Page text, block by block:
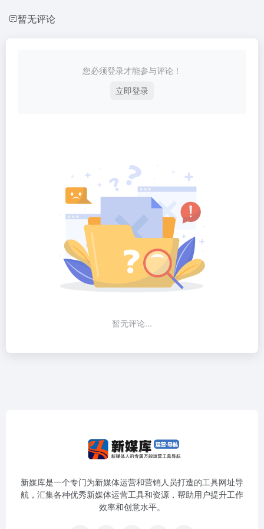
暂无评论
您必须登录才能参与评论！
立即登录
暂无评论...
新媒库是一个专门为新媒体运营和营销人员打造的工具网址导
航，汇集各种优秀新媒体运营工具和资源，帮助用户提升工作
效率和创意水平。